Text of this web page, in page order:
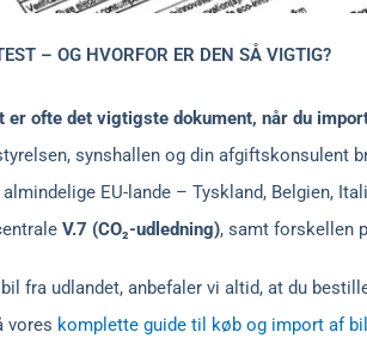
– OG HVORFOR ER DEN SÅ VIGTIG?
er ofte det vigtigste dokument, når du
synshallen og din afgiftskonsulent
EU-lande – Tyskland, Belgien,
V.7 (CO₂-udledning), samt forskellen
fra udlandet, anbefaler vi altid, at du
vores komplette guide til køb og import af